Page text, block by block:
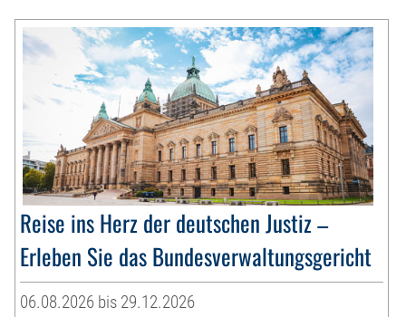
Reise ins Herz der deutschen Justiz –
Erleben Sie das Bundesverwaltungsgericht
06.08.2026 bis 29.12.2026